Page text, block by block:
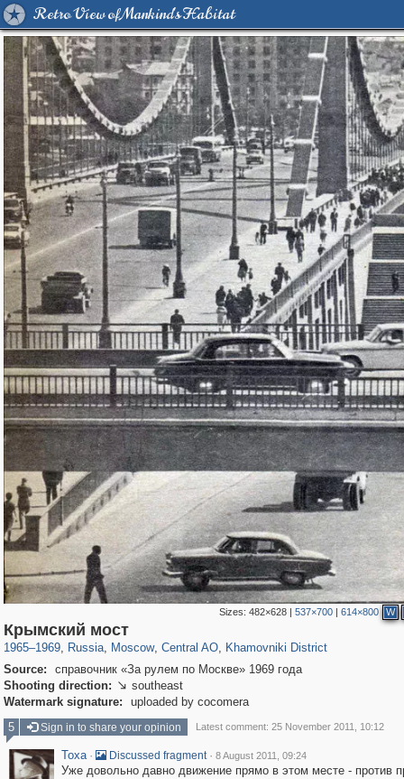
Retro View of Mankind's Habitat
Sizes: 482×628| 537×700| 614×800 W
Крымский мост
1965–1969, Russia
1,407,780
, Moscow
319,968 8,295
, Central AO
160,055
, Khamovniki District
Source:
справочник «За рулем по Москве» 1969 года
Shooting direction:  southeast
Watermark signature:
uploaded by cocomera
5
Sign in to share your opinion Latest comment: 25 November 2011, 10:12
Toxa · Discussed fragment · 8 August 2011, 09:24
Уже довольно давно движение прямо в этом месте - против